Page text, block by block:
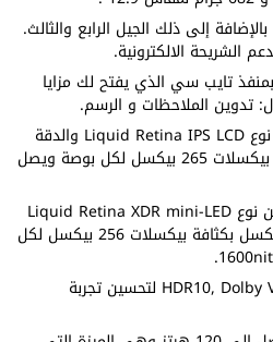
إلى ذلك الجيل الرابع والثالث.
الشريحة الالكترونية.
تايب سي الذي يفتح لك مزايا
تدوين الملاحظات و الرسم.
الشاشة بحجم 11 بوصة من نوع Liquid Retina IPS LCD والدقة
1668*2388 بيكسل بكثافة بيكسلات 265 بيكسل لكل بوصة ويصل
الشاشة بحجم 12.9 بوصة من نوع Liquid Retina XDR mini-LED
LCD والدقة 2048*2732 بيكسل بكثافة بيكسلات 256 بيكسل لكل
الشاشة تدعم تقنيات HDR10, Dolby Vision لتحسين تجربة